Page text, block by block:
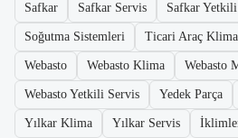
Safkar Safkar Servis Safkar
Soğutma Sistemleri Ticari Araç Klima
Webasto Webasto Klima Webasto
Webasto Yetkili Servis Yedek Parça
Yılkar Klima Yılkar Servis